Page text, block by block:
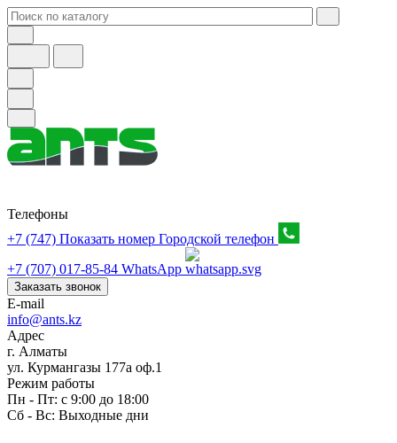
Телефоны
+7 (747) Показать номер Городской телефон
+7 (707) 017-85-84 WhatsApp
Заказать звонок
E-mail
info@ants.kz
Адрес
г. Алматы
ул. Курмангазы 177а оф.1
Режим работы
Пн - Пт: с 9:00 до 18:00
Сб - Вс: Выходные дни